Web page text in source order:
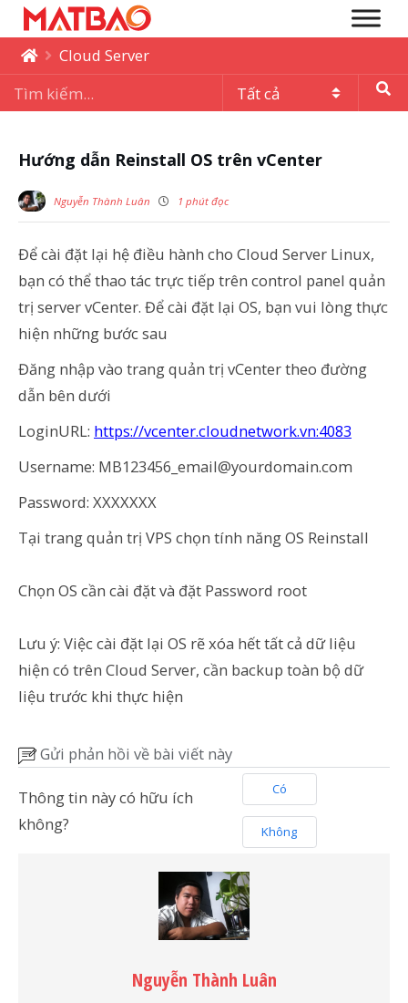
Cloud Server
Hướng dẫn Reinstall OS trên vCenter
Nguyễn Thành Luân 1 phút đọc
Để cài đặt lại hệ điều hành cho Cloud Server Linux,
bạn có thể thao tác trực tiếp trên control panel quản
trị server vCenter. Để cài đặt lại OS, bạn vui lòng thực
hiện những bước sau
Đăng nhập vào trang quản trị vCenter theo đường
dẫn bên dưới
LoginURL: https://vcenter.cloudnetwork.vn:4083
Username: MB123456_email@yourdomain.com
Password: XXXXXXX
Tại trang quản trị VPS chọn tính năng OS Reinstall
Chọn OS cần cài đặt và đặt Password root
Lưu ý: Việc cài đặt lại OS rẽ xóa hết tất cả dữ liệu
hiện có trên Cloud Server, cần backup toàn bộ dữ
liệu trước khi thực hiện
Gửi phản hồi về bài viết này
Thông tin này có hữu ích
không?
Có
Không
Nguyễn Thành Luân